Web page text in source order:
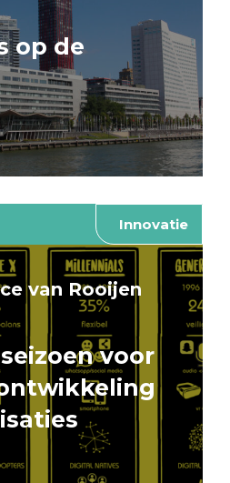
op de
Innovatie
van Rooijen
voor